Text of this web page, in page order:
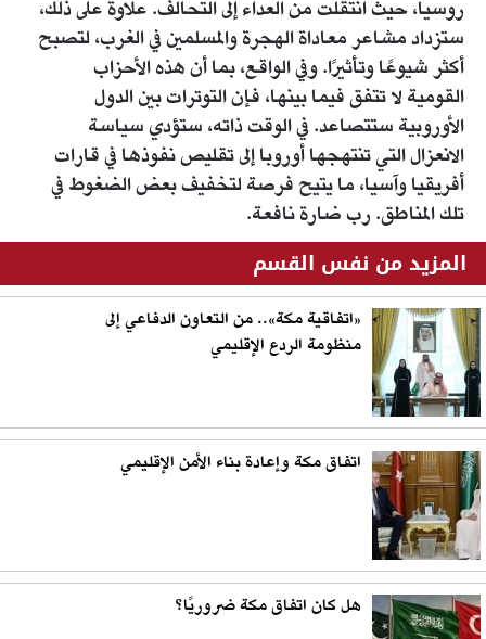
روسيا، حيث انتقلت من العداء إلى التحالف. علاوة على ذلك،
ستزداد مشاعر معاداة الهجرة والمسلمين في الغرب، لتصبح
أكثر شيوعًا وتأثيرًا. وفي الواقع، بما أن هذه الأحزاب
القومية لا تتفق فيما بينها، فإن التوترات بين الدول
الأوروبية ستتصاعد. في الوقت ذاته، ستؤدي سياسة
الانعزال التي تنتهجها أوروبا إلى تقليص نفوذها في قارات
أفريقيا وآسيا، ما يتيح فرصة لتخفيف بعض الضغوط في
تلك المناطق. رب ضارة نافعة.
المزيد من نفس القسم
«اتفاقية مكة».. من التعاون الدفاعي إلى
منظومة الردع الإقليمي
اتفاق مكة وإعادة بناء الأمن الإقليمي
هل كان اتفاق مكة ضروريًا؟